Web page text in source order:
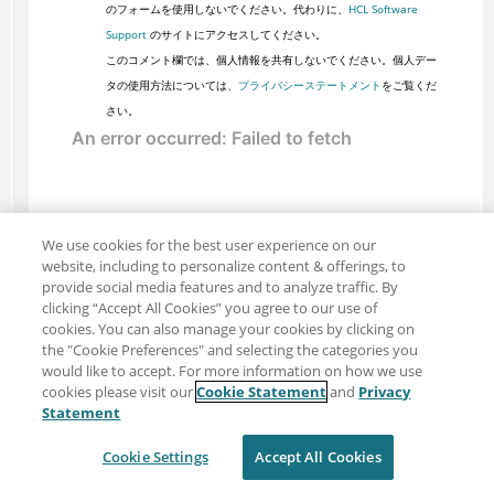
のフォームを使用しないでください。代わりに、 HCL Software
Supportのサイトにアクセスしてください。
このコメント欄では、個人情報を共有しないでください。個人デー
タの使用方法については、 プライバシーステートメント をご覧くだ
さい。
共有: メール
ツイッター
プライバシー
利用規約
We use cookies for the best user experience on our
website, including to personalize content & offerings, to
provide social media features and to analyze traffic. By
clicking “Accept All Cookies” you agree to our use of
cookies. You can also manage your cookies by clicking on
the "Cookie Preferences" and selecting the categories you
would like to accept. For more information on how we use
cookies please visit ourCookie Statementand Privacy
Statement
Cookie Settings Accept All Cookies